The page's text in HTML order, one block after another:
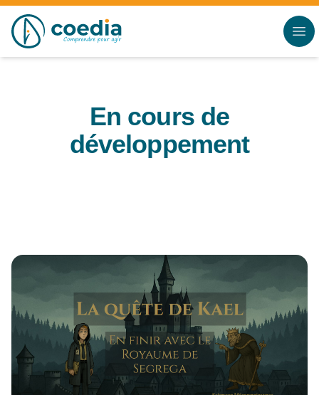
Accès au contenu
En cours de
développement
Panneau de gestion des cookies